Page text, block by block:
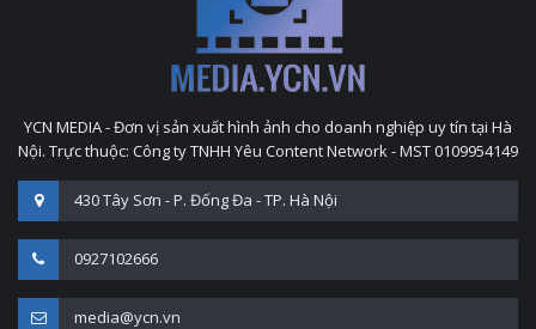
YCN MEDIA - Đơn vị sản xuất hình ảnh cho doanh nghiệp uy tín tại Hà
Nội. Trực thuộc: Công ty TNHH Yêu Content Network - MST 0109954149
430 Tây Sơn - P. Đống Đa - TP. Hà Nội
0927102666
media@ycn.vn